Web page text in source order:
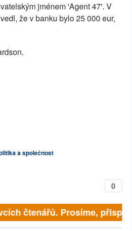
jménem 'Agent 47'. V
že v banku bylo 25 000 eur,
a společnost
0
čtenářů. Prosíme, přispějte. ➥